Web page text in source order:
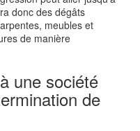
donc des dégâts
meubles et
de manière
une société
de